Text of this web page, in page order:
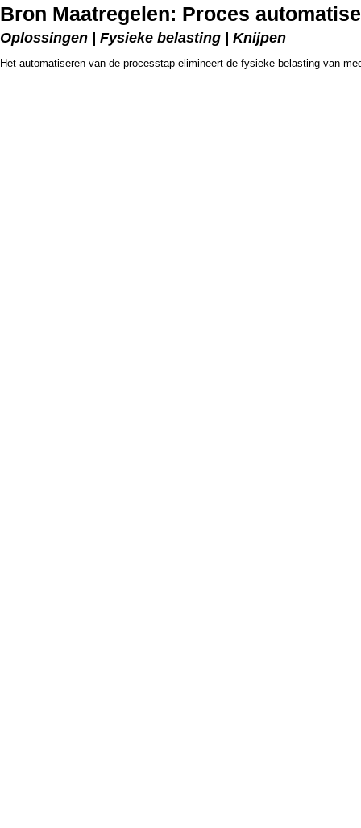
Bron Maatregelen: Proces
Oplossingen | Fysieke belasting | Knijpen
Het automatiseren van de processtap elimineert de fysieke belasting van